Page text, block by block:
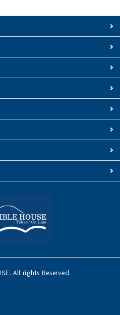
All rights Reserved.